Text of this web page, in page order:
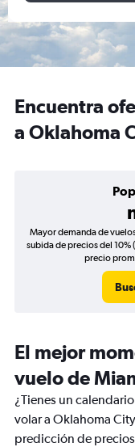
Encuentra
a Oklahoma
Mayor demanda de
subida de precios del
precio
El mejor
vuelo de
¿Tienes un
volar a Oklahoma
predicción de